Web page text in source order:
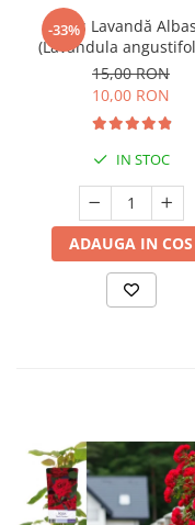
-33%
Butaș Lavandă
(Lavandula
Înrădăcinat
15,00 RON
10,00 RON
IN STOC
ADAUGA IN COS